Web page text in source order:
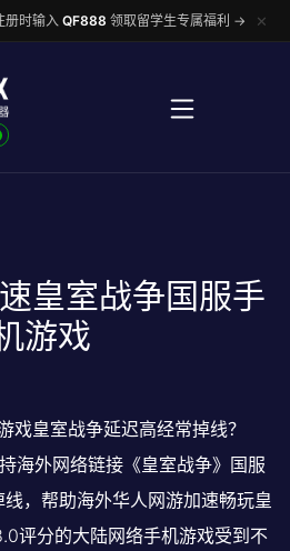
册时输入 QF888 领取留学生专属福利 → ✕
皇室战争国服手
游戏
戏皇室战争延迟高经常掉线？
海外网络链接《皇室战争》国服
，帮助海外华人网游加速畅玩皇
评分的大陆网络手机游戏受到不